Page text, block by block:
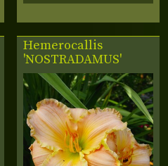
Hemerocallis
'NOSTRADAMUS'